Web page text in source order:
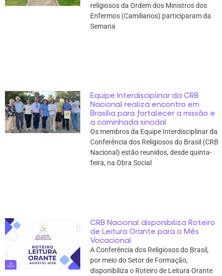
religiosos da Ordem dos Ministros dos
Enfermos (Camilianos) participaram da
Semana
Equipe Interdisciplinar da CRB
Nacional realiza encontro em
Brasília para fortalecer a missão e
a caminhada sinodal
Os membros da Equipe Interdisciplinar da
Conferência dos Religiosos do Brasil (CRB
Nacional) estão reunidos, desde quinta-
feira, na Obra Social
CRB Nacional disponibiliza Roteiro
de Leitura Orante para o Mês
Vocacional
A Conferência dos Religiosos do Brasil,
por meio do Setor de Formação,
disponibiliza o Roteiro de Leitura Orante